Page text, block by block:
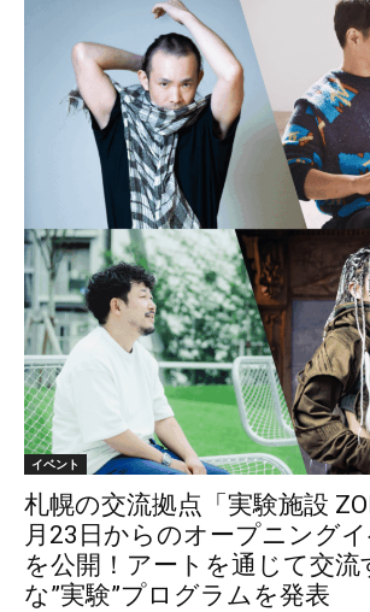
イベント
札幌の交流拠点「実験施設
月23日からのオープニング
を公開！アートを通じて交流
な”実験”プログラムを発表